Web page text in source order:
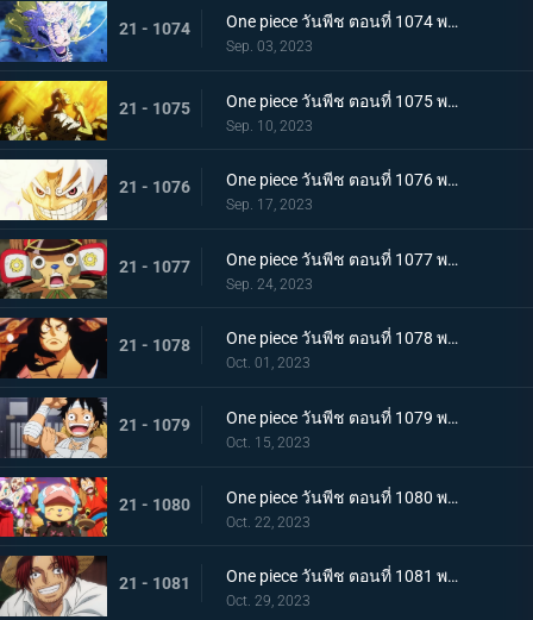
21 - 1074 One piece วันพีช ตอนที่ 1074 พากย์ไทย เชื่อในโมโมะ ท่าเด็ดครั้งสุดท้ายของลูฟี่
Sep. 03, 2023
21 - 1075 One piece วันพีช ตอนที่ 1075 พากย์ไทย คำอธิษฐาน 20 ปี ทวงคืนแคว้นวาโนะ
Sep. 10, 2023
21 - 1076 One piece วันพีช ตอนที่ 1076 พากย์ไทย โลกที่ลูฟี่ปรารถนา
Sep. 17, 2023
21 - 1077 One piece วันพีช ตอนที่ 1077 พากย์ไทย ปิดฉาก ผู้ชนะ ลูฟี่หมวกฟาง
Sep. 24, 2023
21 - 1078 One piece วันพีช ตอนที่ 1078 พากย์ไทย การกลับมา โชกุนแห่งแคว้นวาโนะ โคสึกิ โมโมโนะสุเกะ
Oct. 01, 2023
21 - 1079 One piece วันพีช ตอนที่ 1079 พากย์ไทย ยามเช้ามาถึง การพักผ่อนของพวกลูฟี่
Oct. 15, 2023
21 - 1080 One piece วันพีช ตอนที่ 1080 พากย์ไทย งานเลี้ยงฉลอง เหล่าจักรพรรดิแห่งท้องทะเลคนใหม่
Oct. 22, 2023
21 - 1081 One piece วันพีช ตอนที่ 1081 พากย์ไทย โลกจะลุกเป็นไฟ การโจมตีของพลเรือเอก
Oct. 29, 2023